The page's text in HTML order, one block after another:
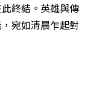
終結。英雄與傳
宛如清晨乍起對